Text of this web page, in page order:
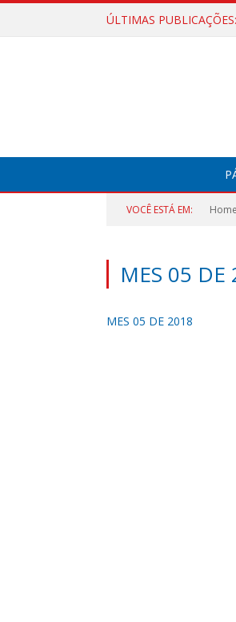
ÚLTIMAS PUBLICAÇÕES:
VOCÊ ESTÁ EM: Home
MES 05 DE
MES 05 DE 2018